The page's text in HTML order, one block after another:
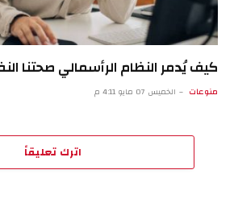
كيف يُدمر النظام الرأسمالي صحتنا
منوعات الخميس 07 مايو 4:11 م
اترك تعليقاً